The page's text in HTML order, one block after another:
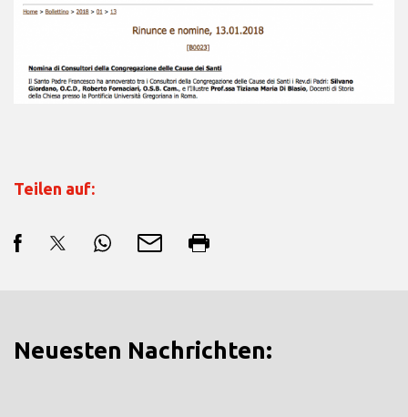
Teilen auf:
Neuesten Nachrichten: